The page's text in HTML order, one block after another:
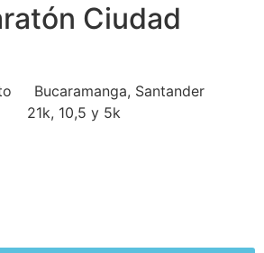
Ciudad
Bucaramanga, Santander
21k, 10,5 y 5k